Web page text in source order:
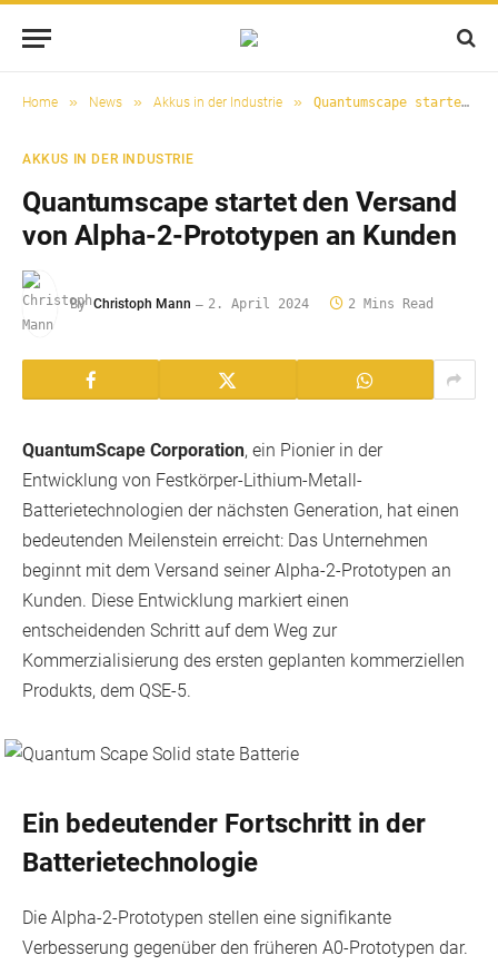
Home » News » Akkus in der Industrie » Quantumscape startet den Versand von Alpha-2-Prototypen an Kunden
AKKUS IN DER INDUSTRIE
Quantumscape startet den Versand
von Alpha-2-Prototypen an Kunden
By Christoph Mann 2. April 2024 2 Mins Read
QuantumScape Corporation, ein Pionier in der
Entwicklung von Festkörper-Lithium-Metall-
Batterietechnologien der nächsten Generation, hat einen
bedeutenden Meilenstein erreicht: Das Unternehmen
beginnt mit dem Versand seiner Alpha-2-Prototypen an
Kunden. Diese Entwicklung markiert einen
entscheidenden Schritt auf dem Weg zur
Kommerzialisierung des ersten geplanten kommerziellen
Produkts, dem QSE-5.
Ein bedeutender Fortschritt in der
Batterietechnologie
Die Alpha-2-Prototypen stellen eine signifikante
Verbesserung gegenüber den früheren A0-Prototypen dar.